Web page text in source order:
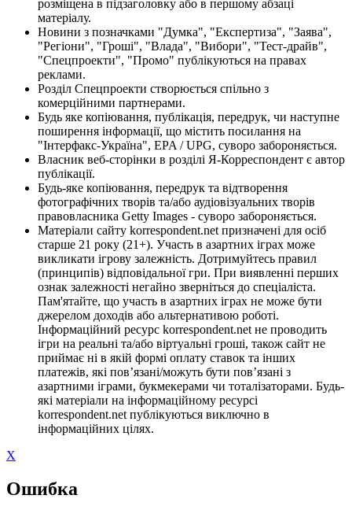
розміщена в підзаголовку або в першому абзаці
матеріалу.
Новини з позначками "Думка", "Експертиза", "Заява",
"Регіони", "Гроші", "Влада", "Вибори", "Тест-драйв",
"Спецпроекти", "Промо" публікуються на правах
реклами.
Розділ Спецпроекти створюється спільно з
комерційними партнерами.
Будь яке копіювання, публікація, передрук, чи наступне
поширення інформації, що містить посилання на
"Інтерфакс-Україна", EPA / UPG, суворо забороняється.
Власник веб-сторінки в розділі Я-Корреспондент є автор
публікації.
Будь-яке копіювання, передрук та відтворення
фотографічних творів та/або аудіовізуальних творів
правовласника Getty Images - суворо забороняється.
Матеріали сайту korrespondent.net призначені для осіб
старше 21 року (21+). Участь в азартних іграх може
викликати ігрову залежність. Дотримуйтесь правил
(принципів) відповідальної гри. При виявленні перших
ознак залежності негайно зверніться до спеціаліста.
Пам'ятайте, що участь в азартних іграх не може бути
джерелом доходів або альтернативою роботі.
Інформаційний ресурс korrespondent.net не проводить
ігри на реальні та/або віртуальні гроші, також сайт не
приймає ні в якій формі оплату ставок та інших
платежів, які пов’язані/можуть бути пов’язані з
азартними іграми, букмекерами чи тоталізаторами. Будь-
які матеріали на інформаційному ресурсі
korrespondent.net публікуються виключно в
інформаційних цілях.
X
Ошибка